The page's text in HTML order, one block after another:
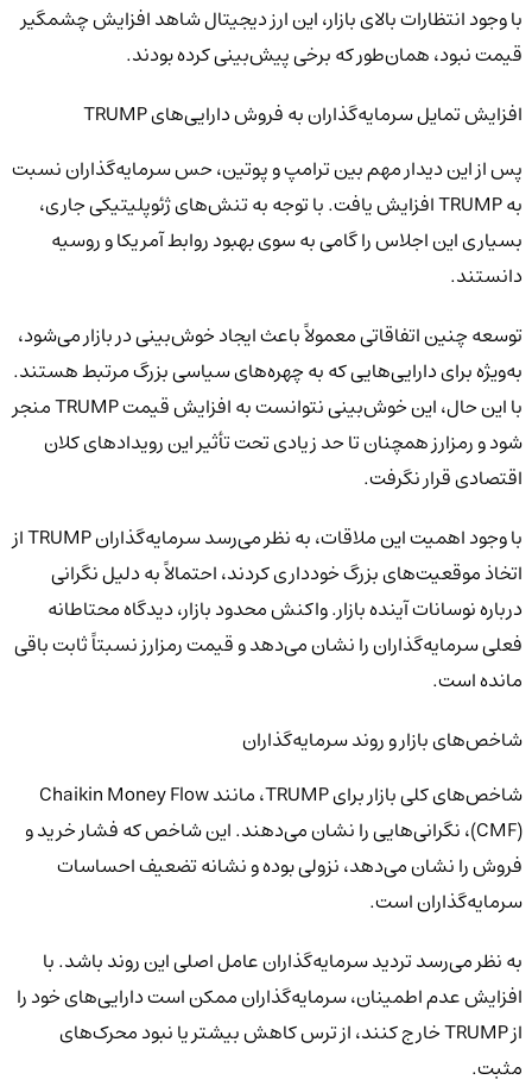
با وجود انتظارات بالای بازار، این ارز دیجیتال شاهد افزایش چشمگیر
قیمت نبود، همان‌طور که برخی پیش‌بینی کرده بودند.
افزایش تمایل سرمایه‌گذاران به فروش دارایی‌های TRUMP
پس از این دیدار مهم بین ترامپ و پوتین، حس سرمایه‌گذاران نسبت
به TRUMP افزایش یافت. با توجه به تنش‌های ژئوپلیتیکی جاری،
بسیاری این اجلاس را گامی به سوی بهبود روابط آمریکا و روسیه
دانستند.
توسعه چنین اتفاقاتی معمولاً باعث ایجاد خوش‌بینی در بازار می‌شود،
به‌ویژه برای دارایی‌هایی که به چهره‌های سیاسی بزرگ مرتبط هستند.
با این حال، این خوش‌بینی نتوانست به افزایش قیمت TRUMP منجر
شود و رمزارز همچنان تا حد زیادی تحت تأثیر این رویدادهای کلان
اقتصادی قرار نگرفت.
با وجود اهمیت این ملاقات، به نظر می‌رسد سرمایه‌گذاران TRUMP از
اتخاذ موقعیت‌های بزرگ خودداری کردند، احتمالاً به دلیل نگرانی
درباره نوسانات آینده بازار. واکنش محدود بازار، دیدگاه محتاطانه
فعلی سرمایه‌گذاران را نشان می‌دهد و قیمت رمزارز نسبتاً ثابت باقی
مانده است.
شاخص‌های بازار و روند سرمایه‌گذاران
شاخص‌های کلی بازار برای TRUMP، مانند Chaikin Money Flow
(CMF)، نگرانی‌هایی را نشان می‌دهند. این شاخص که فشار خرید و
فروش را نشان می‌دهد، نزولی بوده و نشانه تضعیف احساسات
سرمایه‌گذاران است.
به نظر می‌رسد تردید سرمایه‌گذاران عامل اصلی این روند باشد. با
افزایش عدم اطمینان، سرمایه‌گذاران ممکن است دارایی‌های خود را
از TRUMP خارج کنند، از ترس کاهش بیشتر یا نبود محرک‌های
مثبت.